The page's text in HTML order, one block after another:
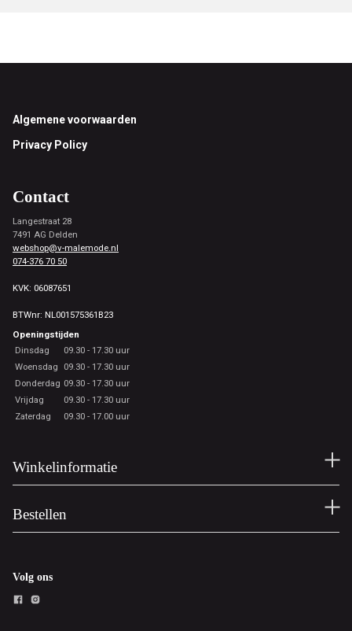
Footer
Algemene voorwaarden
Privacy Policy
Contact
Langestraat 28
7491 AG Delden
webshop@v-malemode.nl
074-376 70 50
KVK: 06087651
BTWnr: NL001575361B23
Openingstijden
Dinsdag
09.30 - 17.30 uur
Woensdag
09.30 - 17.30 uur
Donderdag 09.30 - 17.30 uur
Vrijdag
09.30 - 17.30 uur
Zaterdag
09.30 - 17.00 uur
Winkelinformatie
Bestellen
Volg ons